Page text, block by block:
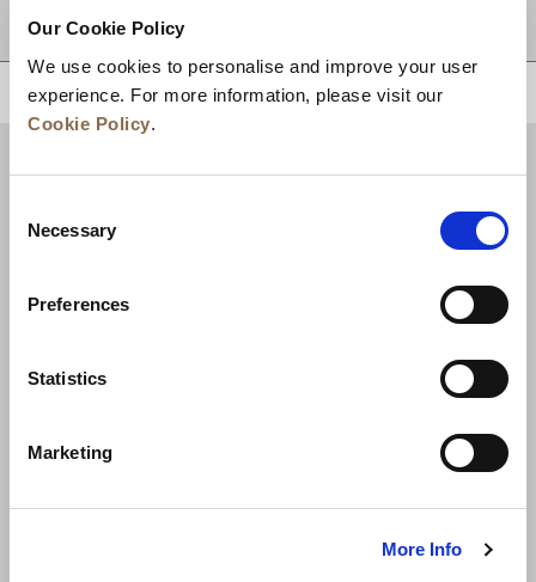
Our Cookie Policy
We use cookies to personalise and improve your user
experience. For more information, please visit our
Cookie Policy.
Selection
Necessary
Preferences
Statistics
Marketing
More Info
적지
상단으로 돌아가기